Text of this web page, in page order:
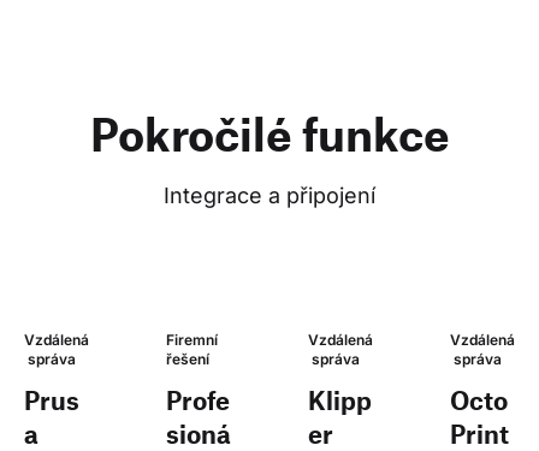
Pokročilé funkce
Integrace a připojení
Vzdálená
správa
Prus
a
Firemní
řešení
Profe
sioná
Vzdálená
správa
Klipp
er
Vzdálená
správa
Octo
Print